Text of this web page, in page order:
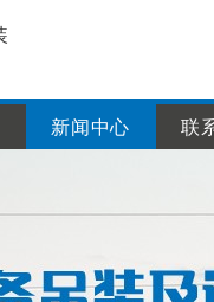
新闻中心 联